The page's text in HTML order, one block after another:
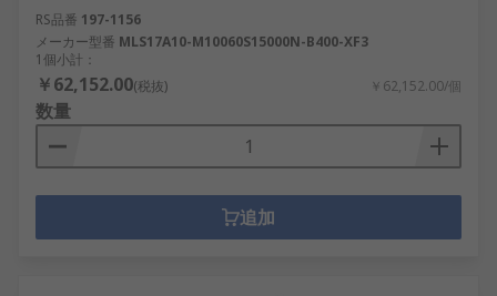
RS品番 197-1156
メーカー型番 MLS17A10-M10060S15000N-B400-XF3
1個小計：
￥62,152.00(税抜) ￥62,152.00/個
数量
追加